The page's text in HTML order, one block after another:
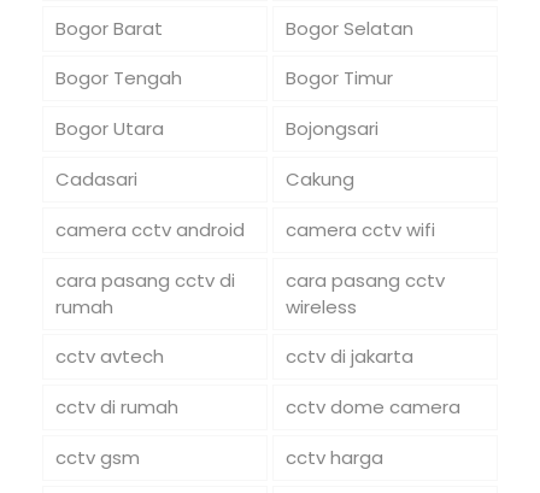
Bogor Barat
Bogor Selatan
Bogor Tengah
Bogor Timur
Bogor Utara
Bojongsari
Cadasari
Cakung
camera cctv android
camera cctv wifi
cara pasang cctv di
rumah
cara pasang cctv
wireless
cctv avtech
cctv di jakarta
cctv di rumah
cctv dome camera
cctv gsm
cctv harga